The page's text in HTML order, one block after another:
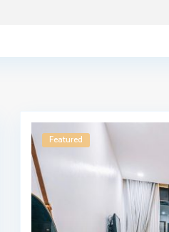
Featured